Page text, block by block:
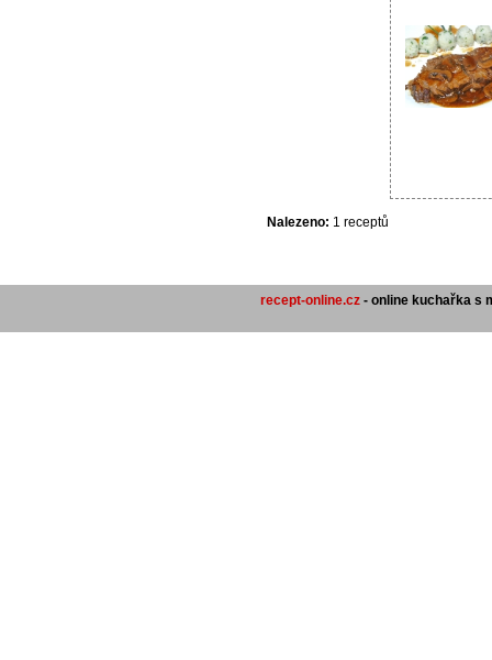
Nalezeno: 1 receptů
recept-online.cz- online kuchařka s